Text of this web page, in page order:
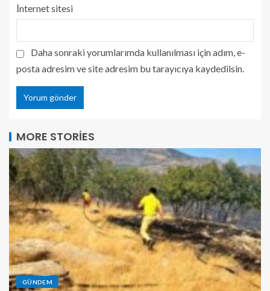
İnternet sitesi
Daha sonraki yorumlarımda kullanılması için adım, e-
posta adresim ve site adresim bu tarayıcıya kaydedilsin.
MORE STORIES
GÜNDEM